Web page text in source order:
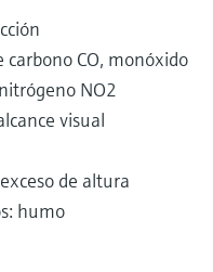
carbono CO, monóxido
NO2
visual
de altura
humo